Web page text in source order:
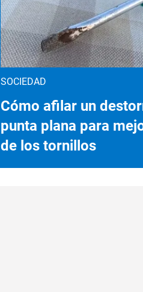
SOCIEDAD
Cómo afilar un
punta plana para
de los tornillos